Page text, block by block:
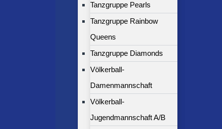
Tanzgruppe Pearls
Tanzgruppe Rainbow
Queens
Tanzgruppe Diamonds
Völkerball-
Damenmannschaft
Völkerball-
Jugendmannschaft A/B